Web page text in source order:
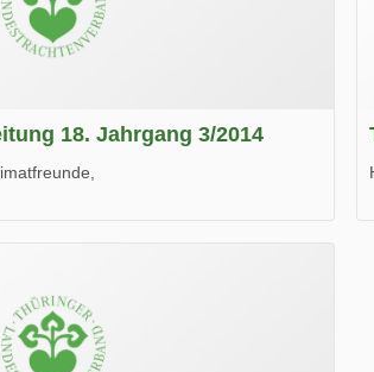
18. Jahrgang 3/2014
beim Lesen.